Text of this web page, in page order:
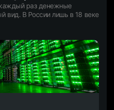
раз денежные
вид. В России лишь в 18 веке